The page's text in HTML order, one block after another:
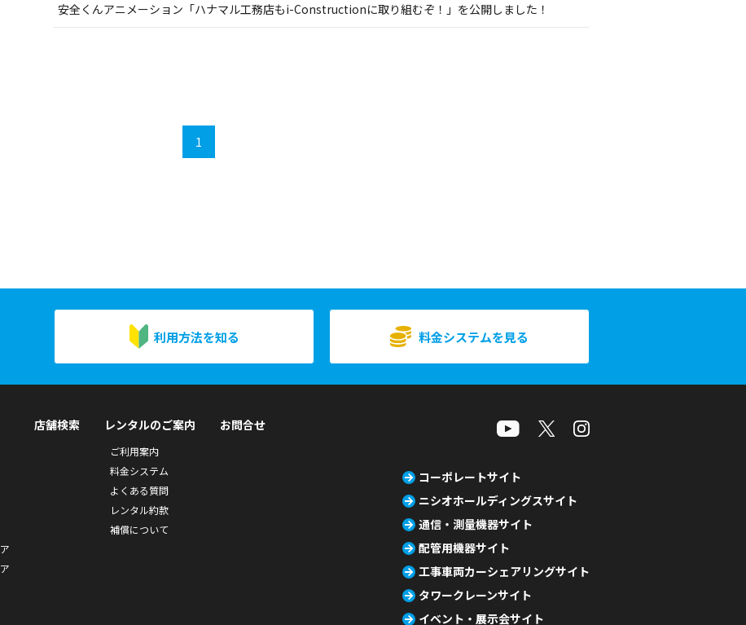
安全くんアニメーション「ハナマル工務店もi-Constructionに取り組むぞ！」を公開しました！
1
利用方法を知る 料金システムを見る
店舗検索 レンタルのご案内
ご利用案内
料金システム
よくある質問
レンタル約款
補償について
お問合せ
コーポレートサイト
ニシオホールディングスサイト
通信・測量機器サイト
配管用機器サイト
工事車両カーシェアリングサイト
タワークレーンサイト
イベント・展示会サイト